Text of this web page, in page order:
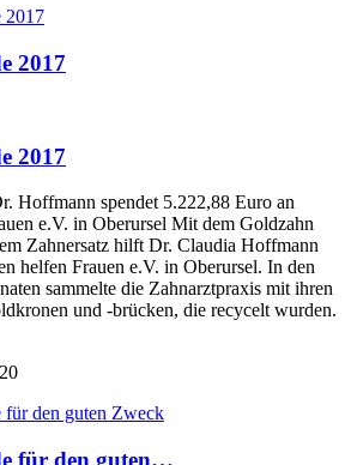
2017
2017
Hoffmann spendet 5.222,88 Euro an
e.V. in Oberursel Mit dem Goldzahn
Zahnersatz hilft Dr. Claudia Hoffmann
helfen Frauen e.V. in Oberursel. In den
sammelte die Zahnarztpraxis mit ihren
und -brücken, die recycelt wurden.
für den guten…